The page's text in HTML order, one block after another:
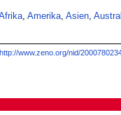
, Amerika, Asien,
http://www.zeno.org/nid/